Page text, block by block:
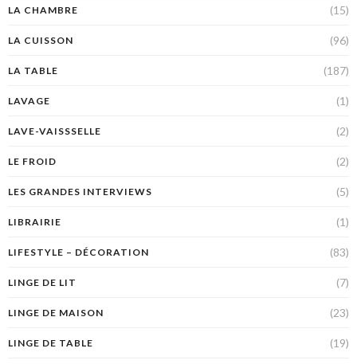
LA CHAMBRE (15)
LA CUISSON (96)
LA TABLE (187)
LAVAGE (1)
LAVE-VAISSSELLE (2)
LE FROID (2)
LES GRANDES INTERVIEWS (5)
LIBRAIRIE (1)
LIFESTYLE – DÉCORATION (83)
LINGE DE LIT (7)
LINGE DE MAISON (23)
LINGE DE TABLE (19)